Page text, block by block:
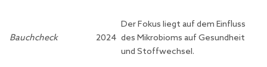
Bauchcheck 2024
Der Fokus liegt auf dem Einfluss
des Mikrobioms auf Gesundheit
und Stoffwechsel.